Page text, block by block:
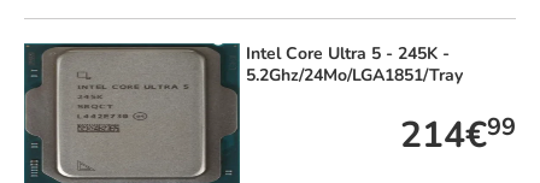
IntelCore Ultra 5 - 245K -
5.2Ghz/24Mo/LGA1851/Tray
214€99